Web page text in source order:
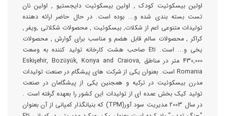
اولین بیسکوئیت کودک , اولین بیسکوئیت دایجستیو , اولین نان
تست بسته بندی شده و... بوده است. در حال حاضر ارائه دهنده
تولیدات متنوعی اعم از شکلات, بیسکوئیت , محصولات شکلاتی ,ویفر ,
کراکر , محصولات سالم قابل هضم و مناسب برای گوارش , محصولات
یخی و... است. Eti صاحب هشت کارخانه تولید کننده به وسعت
430,000 متر در مناطق Eskişehir, Bozüyük, Konya and Craiova,
Romania است. بعنوان یکی از شرکت های پیشگام در صنعت تولیدات
مدرن بیسکوئیت در ترکیه و همجنین یکی از پیشگامان در صنعت
تولید کیک بخش عمده ای از تولیدات این کشور را بعهده گرفته است .
در سال 2003 مدیریت سود آور(TPM) که بنیانگذار کمپانی از آن بعنوان